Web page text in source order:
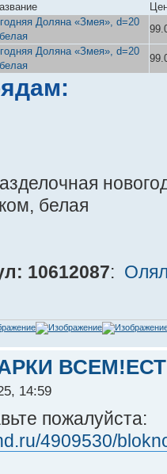
Доляна «Змея», d=20
Доляна «Змея», d=20
белая
10612087:
14:59
пожалуйста:
4909530/